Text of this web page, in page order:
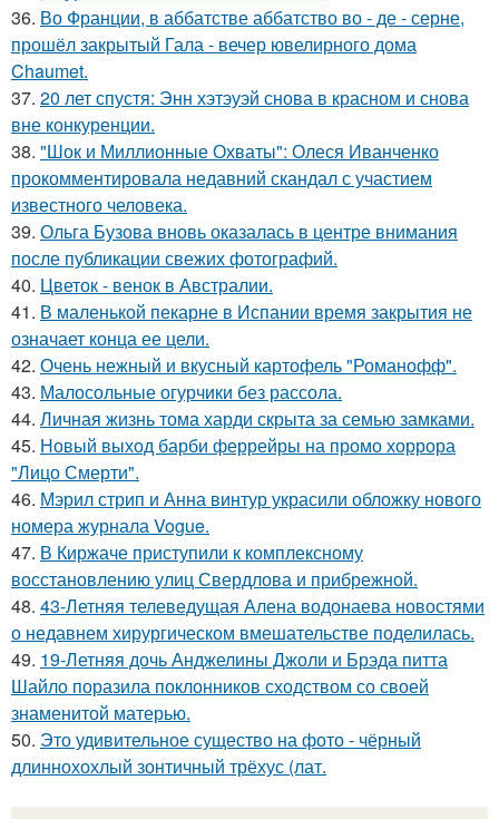
36. Во Франции, в аббатстве аббатство во - де - серне,
прошёл закрытый Гала - вечер ювелирного дома
Chaumet.
37. 20 лет спустя: Энн хэтэуэй снова в красном и снова
вне конкуренции.
38. "Шок и Миллионные Охваты": Олеся Иванченко
прокомментировала недавний скандал с участием
известного человека.
39. Ольга Бузова вновь оказалась в центре внимания
после публикации свежих фотографий.
40. Цветок - венок в Австралии.
41. В маленькой пекарне в Испании время закрытия не
означает конца ее цели.
42. Очень нежный и вкусный картофель "Романофф".
43. Малосольные огурчики без рассола.
44. Личная жизнь тома харди скрыта за семью замками.
45. Новый выход барби феррейры на промо хоррора
"Лицо Смерти".
46. Мэрил стрип и Анна винтур украсили обложку нового
номера журнала Vogue.
47. В Киржаче приступили к комплексному
восстановлению улиц Свердлова и прибрежной.
48. 43-Летняя телеведущая Алена водонаева новостями
о недавнем хирургическом вмешательстве поделилась.
49. 19-Летняя дочь Анджелины Джоли и Брэда питта
Шайло поразила поклонников сходством со своей
знаменитой матерью.
50. Это удивительное существо на фото - чёрный
длиннохохлый зонтичный трёхус (лат.